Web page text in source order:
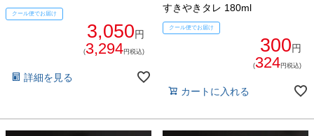
クール便でお届け
3,050円
(3,294円税込)
詳細を見る
すきやきタレ 180ml
クール便でお届け
300円
(324円税込)
カートに入れる